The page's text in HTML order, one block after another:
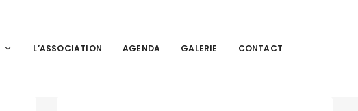
L’ASSOCIATION AGENDA GALERIE CONTACT